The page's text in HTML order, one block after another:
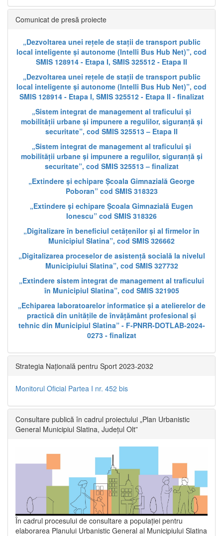
Comunicat de presă proiecte
„Dezvoltarea unei rețele de stații de transport public
local inteligente și autonome (Intelli Bus Hub Net)”, cod
SMIS 128914 - Etapa I, SMIS 325512 - Etapa II
„Dezvoltarea unei rețele de stații de transport public
local inteligente și autonome (Intelli Bus Hub Net)”, cod
SMIS 128914 - Etapa I, SMIS 325512 - Etapa II - finalizat
„Sistem integrat de management al traficului și
mobilității urbane și impunere a regulilor, siguranță și
securitate”, cod SMIS 325513 – Etapa II
„Sistem integrat de management al traficului și
mobilității urbane și impunere a regulilor, siguranță și
securitate”, cod SMIS 325513 – finalizat
„Extindere și echipare Școala Gimnazială George
Poboran” cod SMIS 318323
„Extindere și echipare Școala Gimnazială Eugen
Ionescu” cod SMIS 318326
„Digitalizare în beneficiul cetățenilor și al firmelor în
Municipiul Slatina”, cod SMIS 326662
„Digitalizarea proceselor de asistență socială la nivelul
Municipiului Slatina”, cod SMIS 327732
„Extindere sistem integrat de management al traficului
în Municipiul Slatina”, cod SMIS 321905
„Echiparea laboratoarelor informatice și a atelierelor de
practică din unitățile de învățământ profesional și
tehnic din Municipiul Slatina” - F-PNRR-DOTLAB-2024-
0273 - finalizat
Strategia Națională pentru Sport 2023-2032
Monitorul Oficial Partea I nr. 452 bis
Consultare publică în cadrul proiectului „Plan Urbanistic
General Municipiul Slatina, Județul Olt”
În cadrul procesului de consultare a populaţiei pentru
elaborarea Planului Urbanistic General al Municipiului Slatina